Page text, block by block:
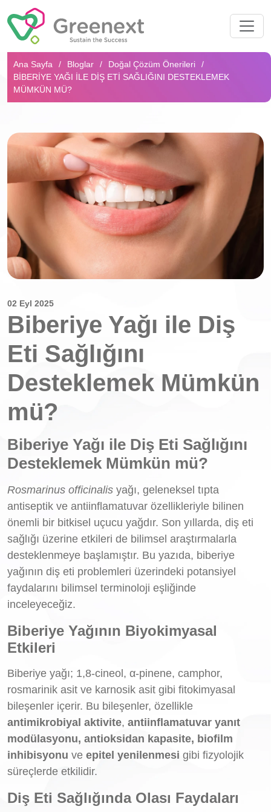
Arama...
Ana Sayfa Bloglar
Doğal Çözüm Önerileri
BIBERIYE YAĞI ILE DIŞ ETI SAĞLIĞINI DESTEKLEMEK
MÜMKÜN MÜ?
02 Eyl 2025
Biberiye Yağı ile Diş
Eti Sağlığını
Desteklemek Mümkün
mü?
Biberiye Yağı ile Diş Eti Sağlığını
Desteklemek Mümkün mü?
Rosmarinus officinalis yağı, geleneksel tıpta
antiseptik ve antiinflamatuvar özellikleriyle bilinen
önemli bir bitkisel uçucu yağdır. Son yıllarda, diş eti
sağlığı üzerine etkileri de bilimsel araştırmalarla
desteklenmeye başlamıştır. Bu yazıda, biberiye
yağının diş eti problemleri üzerindeki potansiyel
faydalarını bilimsel terminoloji eşliğinde
inceleyeceğiz.
Biberiye Yağının Biyokimyasal
Etkileri
Biberiye yağı; 1,8-cineol, α-pinene, camphor,
rosmarinik asit ve karnosik asit gibi fitokimyasal
bileşenler içerir. Bu bileşenler, özellikle
antimikrobiyal aktivite, antiinflamatuvar yanıt
modülasyonu, antioksidan kapasite, biofilm
inhibisyonu ve epitel yenilenmesi gibi fizyolojik
süreçlerde etkilidir.
Diş Eti Sağlığında Olası Faydaları